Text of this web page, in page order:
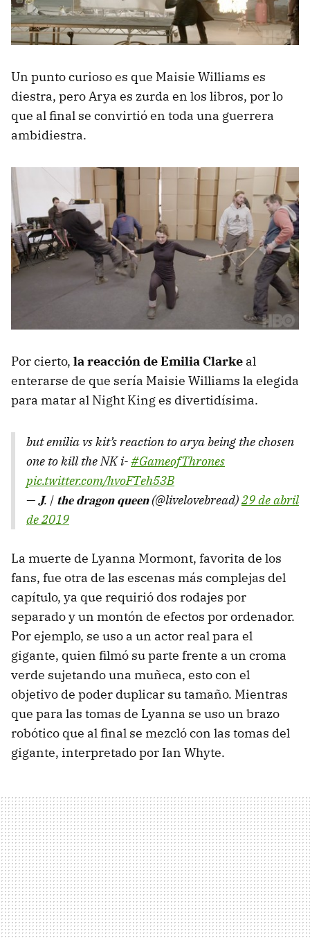
Un punto curioso es que Maisie Williams es
diestra, pero Arya es zurda en los libros, por lo
que al final se convirtió en toda una guerrera
ambidiestra.
Por cierto, la reacción de Emilia Clarke al
enterarse de que sería Maisie Williams la elegida
para matar al Night King es divertidísima.
but emilia vs kit’s reaction to arya being the chosen
one to kill the NK i-#GameofThrones
pic.twitter.com/hvoFTeh53B
— 𝐉. | 𝐭𝐡𝐞 𝐝𝐫𝐚𝐠𝐨𝐧 𝐪𝐮𝐞𝐞𝐧 (@livelovebread)29 de abril
de 2019
La muerte de Lyanna Mormont, favorita de los
fans, fue otra de las escenas más complejas del
capítulo, ya que requirió dos rodajes por
separado y un montón de efectos por ordenador.
Por ejemplo, se uso a un actor real para el
gigante, quien filmó su parte frente a un croma
verde sujetando una muñeca, esto con el
objetivo de poder duplicar su tamaño. Mientras
que para las tomas de Lyanna se uso un brazo
robótico que al final se mezcló con las tomas del
gigante, interpretado por Ian Whyte.